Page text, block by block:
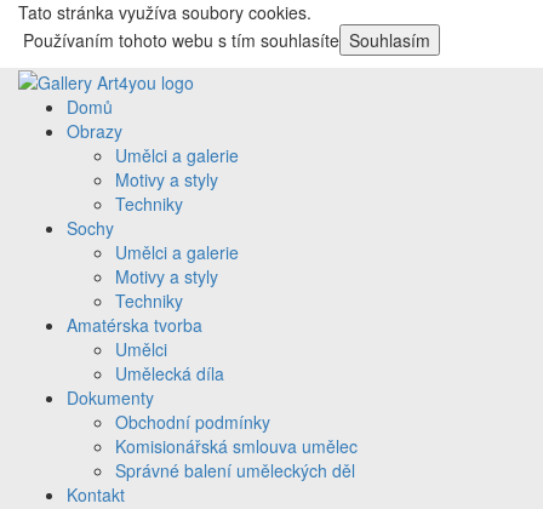
Tato stránka využíva soubory cookies.
Používaním tohoto webu s tím souhlasíte Souhlasím
Domů
Obrazy
Umělci a galerie
Motivy a styly
Techniky
Sochy
Umělci a galerie
Motivy a styly
Techniky
Amatérska tvorba
Umělci
Umělecká díla
Dokumenty
Obchodní podmínky
Komisionářská smlouva umělec
Správné balení uměleckých děl
Kontakt